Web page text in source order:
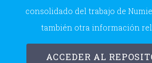
consolidado del trabajo de
también otra información
ACCEDER AL